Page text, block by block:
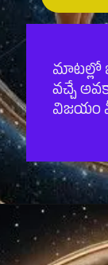
మాటల్లో
వచ్చే
విజయం